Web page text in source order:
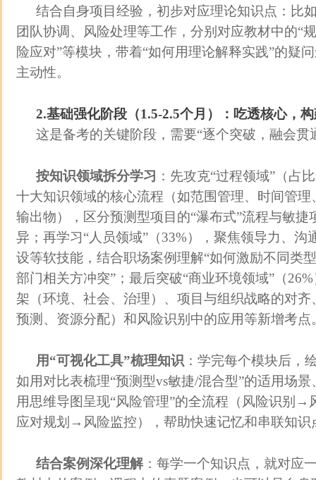
结合自身项目经验，初步对应理论知识点：比
团队协调、风险处理等工作，分别对应教材中的“
险应对”等模块，带着“如何用理论解释实践”的疑
主动性。
2.基础强化阶段（1.5-2.5个月）：吃透核心，
这是备考的关键阶段，需要“逐个突破，融会贯
按知识领域拆分学习 ：先攻克“过程领域”（占
十大知识领域的核心流程（如范围管理、时间管
输出物），区分预测型项目的“瀑布式”流程与敏捷
异；再学习“人员领域”（33%），聚焦领导力、沟
设等软技能，结合职场案例理解“如何激励不同类
部门相关方冲突”；最后突破“商业环境领域”（
架（环境、社会、治理）、项目与组织战略的对
预测、资源分配）和风险识别中的应用等新增考点
用“可视化工具”梳理知识 ：学完每个模块后，
如用对比表梳理“预测型vs敏捷/混合型”的适用场
用思维导图呈现“风险管理”的全流程（风险识别
应对规划→风险监控），帮助快速记忆和串联知识
结合案例深化理解：每学一个知识点，就对应